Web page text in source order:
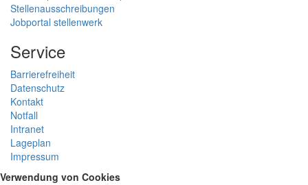
Stellenausschreibungen
Jobportal stellenwerk
Service
Barrierefreiheit
Datenschutz
Kontakt
Notfall
Intranet
Lageplan
Impressum
Verwendung von Cookies